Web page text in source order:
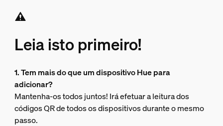
Leia isto primeiro!
1. Tem mais do que um dispositivo Hue para
adicionar?
Mantenha-os todos juntos! Irá efetuar a leitura dos
códigos QR de todos os dispositivos durante o mesmo
passo.